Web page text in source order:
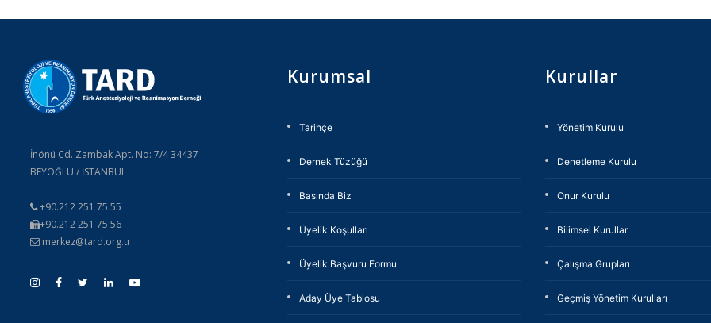
İnönü Cd. Zambak Apt. No: 7/4 34437
BEYOĞLU / İSTANBUL
+90.212 251 75 55
+90.212 251 75 56
merkez@tard.org.tr
Kurumsal
Tarihçe
Dernek Tüzüğü
Basında Biz
Üyelik Koşulları
Üyelik Başvuru Formu
Aday Üye Tablosu
Kurullar
Yönetim Kurulu
Denetleme Kurulu
Onur Kurulu
Bilimsel Kurullar
Çalışma Grupları
Geçmiş Yönetim Kurulları